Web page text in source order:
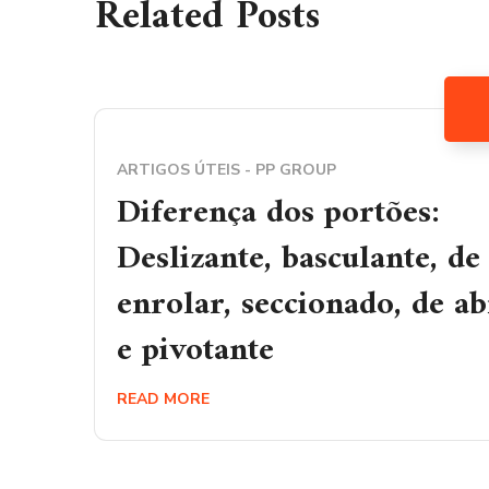
Related Posts
ARTIGOS ÚTEIS - PP GROUP
Diferença dos portões:
Deslizante, basculante, de
enrolar, seccionado, de
e pivotante
READ MORE